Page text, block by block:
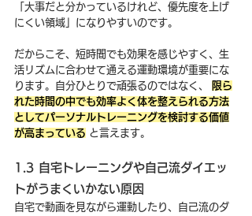
「大事だと分かっているけれど、優先度を上げ
にくい領域」になりやすいのです。
だからこそ、短時間でも効果を感じやすく、生
活リズムに合わせて通える運動環境が重要にな
ります。自分ひとりで頑張るのではなく、
限ら
れた時間の中でも効率よく体を整えられる方法
としてパーソナルトレーニングを検討する価値
が高まっている と言えます。
1.3 自宅トレーニングや自己流ダイエッ
トがうまくいかない原因
自宅で動画を見ながら運動したり、自己流のダ